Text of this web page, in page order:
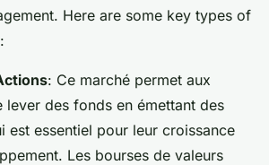
Here are some key types of
: Ce marché permet aux
lever des fonds en émettant des
est essentiel pour leur croissance
Les bourses de valeurs